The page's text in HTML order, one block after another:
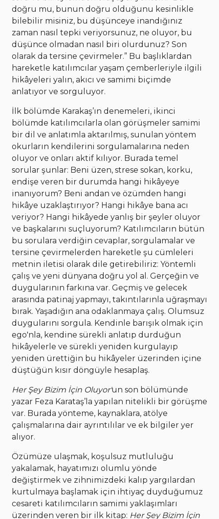
doğru mu, bunun doğru olduğunu kesinlikle
bilebilir misiniz, bu düşünceye inandığınız
zaman nasıl tepki veriyorsunuz, ne oluyor, bu
düşünce olmadan nasıl biri olurdunuz? Son
olarak da tersine çevirmeler.” Bu başlıklardan
hareketle katılımcılar yaşam çemberleriyle ilgili
hikâyeleri yalın, akıcı ve samimi biçimde
anlatıyor ve sorguluyor.
İlk bölümde Karakaş’ın denemeleri, ikinci
bölümde katılımcılarla olan görüşmeler samimi
bir dil ve anlatımla aktarılmış, sunulan yöntem
okurların kendilerini sorgulamalarına neden
oluyor ve onları aktif kılıyor. Burada temel
sorular şunlar: Beni üzen, strese sokan, korku,
endişe veren bir durumda hangi hikâyeye
inanıyorum? Beni andan ve özümden hangi
hikâye uzaklaştırıyor? Hangi hikâye bana acı
veriyor? Hangi hikâyede yanlış bir şeyler oluyor
ve başkalarını suçluyorum? Katılımcıların bütün
bu sorulara verdiğin cevaplar, sorgulamalar ve
tersine çevirmelerden hareketle şu cümleleri
metnin iletisi olarak dile getirebiliriz: Yöntemli
çalış ve yeni dünyana doğru yol al. Gerçeğin ve
duygularının farkına var. Geçmiş ve gelecek
arasında patinaj yapmayı, takıntılarınla uğraşmayı
bırak. Yaşadığın ana odaklanmaya çalış. Olumsuz
duygularını sorgula. Kendinle barışık olmak için
ego'nla, kendine sürekli anlatıp durduğun
hikâyelerle ve sürekli yeniden kurgulayıp
yeniden ürettiğin bu hikâyeler üzerinden içine
düştüğün kısır döngüyle hesaplaş.
Her Şey Bizim İçin Oluyor'un son bölümünde
yazar Feza Karataş’la yapılan nitelikli bir görüşme
var. Burada yönteme, kaynaklara, atölye
çalışmalarına dair ayrıntılılar ve ek bilgiler yer
alıyor.
Özümüze ulaşmak, koşulsuz mutluluğu
yakalamak, hayatımızı olumlu yönde
değiştirmek ve zihnimizdeki kalıp yargılardan
kurtulmaya başlamak için ihtiyaç duyduğumuz
cesareti katılımcıların samimi yaklaşımları
üzerinden veren bir ilk kitap: Her Şey Bizim İçin